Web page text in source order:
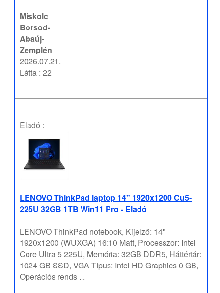
Miskolc
Borsod-
Abaúj-
Zemplén
2026.07.21.
Látta : 22
Eladó :
LENOVO ThinkPad laptop 14" 1920x1200 Cu5-
225U 32GB 1TB Win11 Pro - Eladó
LENOVO ThinkPad notebook, Kijelző: 14"
1920x1200 (WUXGA) 16:10 Matt, Processzor: Intel
Core Ultra 5 225U, Memória: 32GB DDR5, Háttértár:
1024 GB SSD, VGA Típus: Intel HD Graphics 0 GB,
Operációs rends ...